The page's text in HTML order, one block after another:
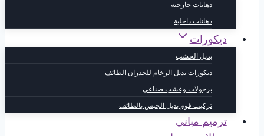
دهانات خارجية
دهانات داخلية
ديكورات
بديل الخشب
ديكورات بديل الرخام للجدران الطائف
برجولات وعشب صناعي
تركيب فوم بديل الجبس بالطائف
ترميم مباني